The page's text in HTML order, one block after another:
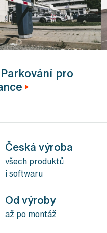
pro
Česká výroba
všech produktů
i softwaru
Od výroby
až po montáž